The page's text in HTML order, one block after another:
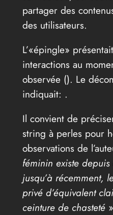
partager des
des utilisateurs.
L’«épingle»
interactions au
observée (). Le
indiquait: .
Il convient de
string à perles pour
observations de
féminin existe
jusqu’à récemment,
privé d’équivalent
ceinture de chasteté